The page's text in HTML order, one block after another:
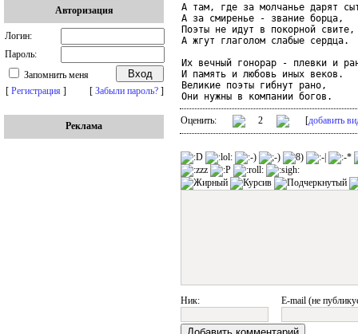
Авторизация
Логин:
Пароль:
Запомнить меня
[ Регистрация ] [ Забыли пароль? ]
Реклама
А там, где за молчанье дарят
А за смиренье - звание борца,
Поэты не идут в покорной свите,
А жгут глаголом слабые сердца.
Их вечный гонорар - плевки и
И память и любовь иных веков.
Великие поэты гибнут рано,
Они нужны в компании богов.
Оценить: 2 [добавить
Ник: E-mail (не